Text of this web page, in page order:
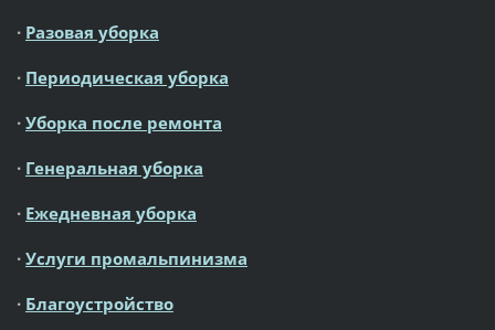
· Разовая уборка
· Периодическая уборка
· Уборка после ремонта
· Генеральная уборка
· Ежедневная уборка
· Услуги промальпинизма
· Благоустройство